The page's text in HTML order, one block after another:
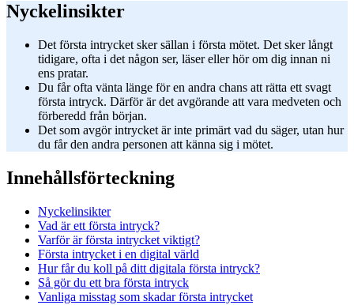
Nyckelinsikter
Det första intrycket sker sällan i första mötet. Det sker långt
tidigare, ofta i det någon ser, läser eller hör om dig innan ni
ens pratar.
Du får ofta vänta länge för en andra chans att rätta ett svagt
första intryck. Därför är det avgörande att vara medveten och
förberedd från början.
Det som avgör intrycket är inte primärt vad du säger, utan hur
du får den andra personen att känna sig i mötet.
Innehållsförteckning
Nyckelinsikter
Vad är ett första intryck?
Varför är första intrycket viktigt?
Första intrycket i en digital värld
Hur får du koll på ditt digitala första intryck?
Så gör du ett bra första intryck
Vanliga misstag som skadar första intrycket